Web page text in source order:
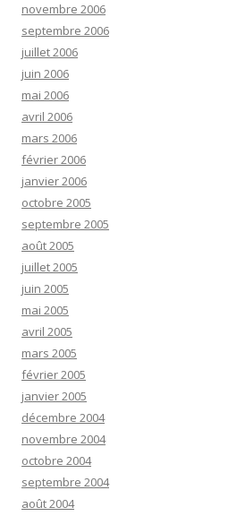
novembre 2006
septembre 2006
juillet 2006
juin 2006
mai 2006
avril 2006
mars 2006
février 2006
janvier 2006
octobre 2005
septembre 2005
août 2005
juillet 2005
juin 2005
mai 2005
avril 2005
mars 2005
février 2005
janvier 2005
décembre 2004
novembre 2004
octobre 2004
septembre 2004
août 2004